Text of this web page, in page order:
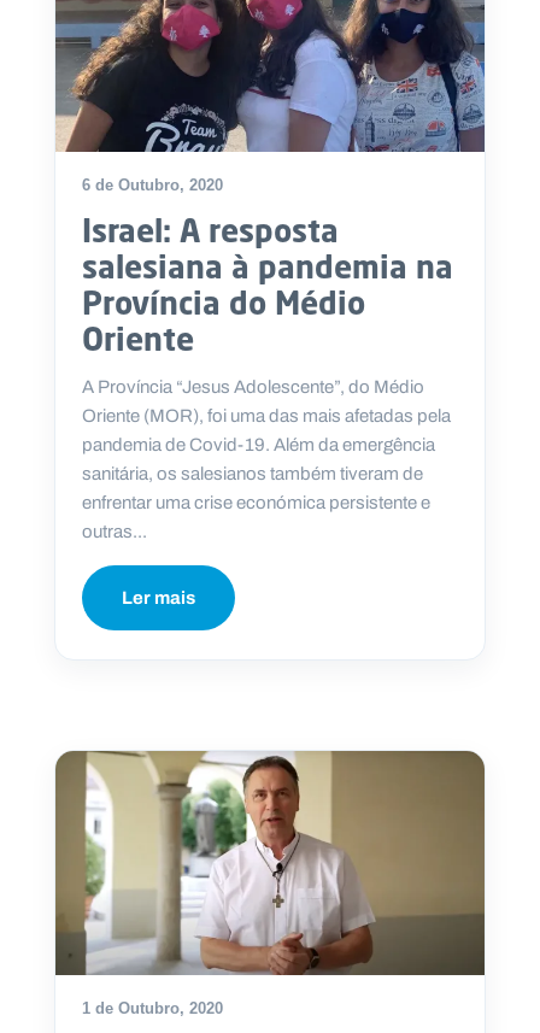
6 de Outubro, 2020
Israel: A resposta
salesiana à pandemia na
Província do Médio
Oriente
A Província “Jesus Adolescente”, do Médio
Oriente (MOR), foi uma das mais afetadas pela
pandemia de Covid-19. Além da emergência
sanitária, os salesianos também tiveram de
enfrentar uma crise económica persistente e
outras...
Ler mais
1 de Outubro, 2020